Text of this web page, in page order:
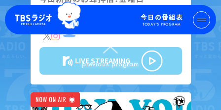
今日の番組表
TODAY'S PROGRAM
マイページ
ログイン 新規会員登録
previous program
今田耕司 / 若林有子（TBSアナウンサー） ゲス
ト：未唯mie（歌手）
LIVE STREAMING